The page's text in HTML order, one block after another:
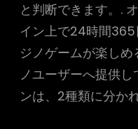
と判断できます。.
イン上で24時間365
ジノゲームが楽し
ノユーザーへ提供
ンは、2種類に分か